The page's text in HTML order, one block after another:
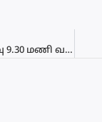
இன்று மாலை 5 மணி முதல் இரவு 9.30 மணி வரை மின்வெட்டு